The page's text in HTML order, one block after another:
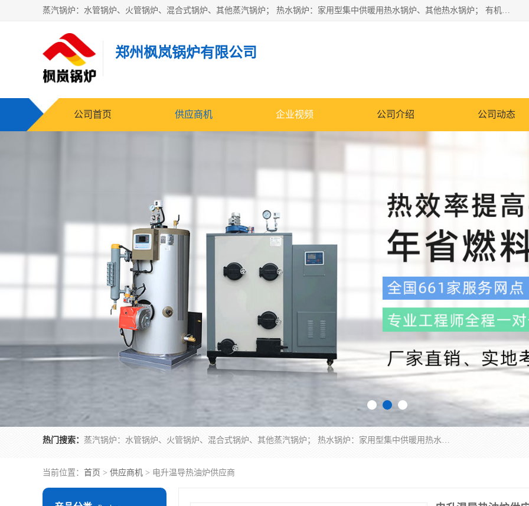
蒸汽锅炉：水管锅炉、火管锅炉、混合式锅炉、其他蒸汽锅炉； 热水锅炉：家用型集中供暖用热水锅炉、其他热水锅炉； 有机热载体锅炉； 船用蒸汽锅炉； （锅炉用辅助设备及装置）蒸汽冷凝器：表面冷凝器、混合式冷凝器、空冷式冷凝器、其他蒸汽冷凝器； 锅炉用辅助设备：节热器、蒸汽收集器、蓄能器、烟垢清除器、气体回收器、泥渣刮除器、空气预热器、其他锅炉用辅助设备；
郑州枫岚锅炉有限公司
公司首页 供应商机 企业视频 公司介绍 公司动态
热门搜索： 蒸汽锅炉：水管锅炉、火管锅炉、混合式锅炉、其他蒸汽锅炉； 热水锅炉：家用型集中供暖用热水锅炉、其他热水锅炉； 有机热载体锅炉； 船用蒸汽锅炉； （锅炉用辅助设备及装置）蒸汽冷凝器：表面冷凝器、混合式冷凝器、空冷式冷凝器、其他蒸汽冷凝器； 锅炉用辅助设备：节热器、蒸汽收集器、蓄能器、烟垢清除器、气体回收器、泥渣刮除器、空气预热器、其他锅炉用辅助设备；
当前位置： 首页 > 供应商机 > 电升温导热油炉供应商